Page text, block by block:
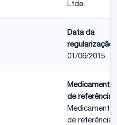
Ltda.
Data da
regularização:
01/06/2015
Medicamento
de referência:
Medicamento
de referência